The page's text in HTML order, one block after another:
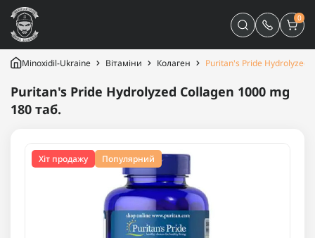
0
Minoxidil-Ukraine Вітаміни Колаген Puritan's Pride Hydrolyzed
Puritan's Pride Hydrolyzed Collagen 1000 mg
180 таб.
Хіт продажу Популярний